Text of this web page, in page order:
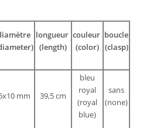
longueur
(length)
couleur
(color)
boucle
(clasp)
mm 39,5 cm
bleu
royal
(royal
blue)
sans
(none)